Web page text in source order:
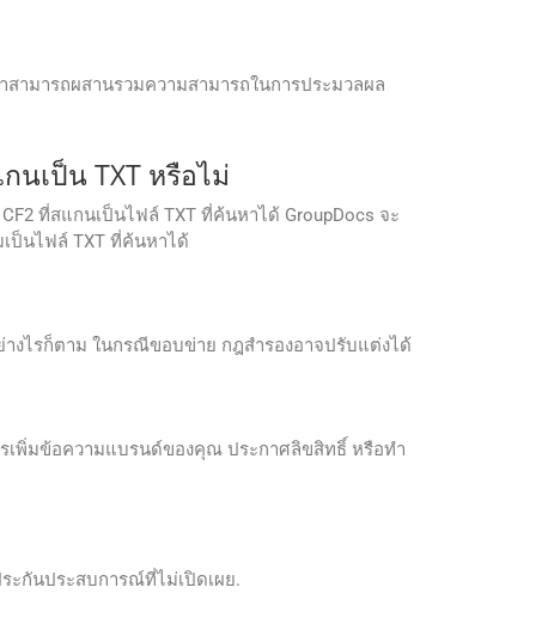
สามารถผสานรวมความสามารถในการประมวลผล
นเป็น TXT หรือไม่
ที่สแกนเป็นไฟล์ TXT ที่ค้นหาได้ GroupDocs จะ
ป็นไฟล์ TXT ที่ค้นหาได้
างไรก็ตาม ในกรณีขอบข่าย กฎสำรองอาจปรับแต่งได้
เพิ่มข้อความแบรนด์ของคุณ ประกาศลิขสิทธิ์ หรือทำ
ะกันประสบการณ์ที่ไม่เปิดเผย.